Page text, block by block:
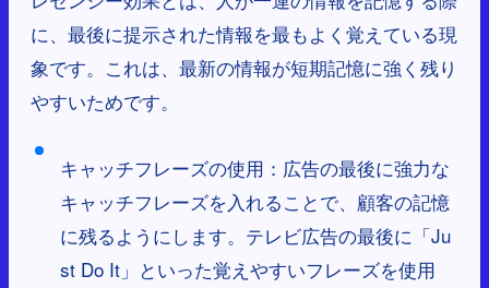
に、最後に提示された情報を最もよく覚えている現
象です。これは、最新の情報が短期記憶に強く残り
やすいためです。
キャッチフレーズの使用：広告の最後に強力な
キャッチフレーズを入れることで、顧客の記憶
に残るようにします。テレビ広告の最後に「Ju
st Do It」といった覚えやすいフレーズを使用